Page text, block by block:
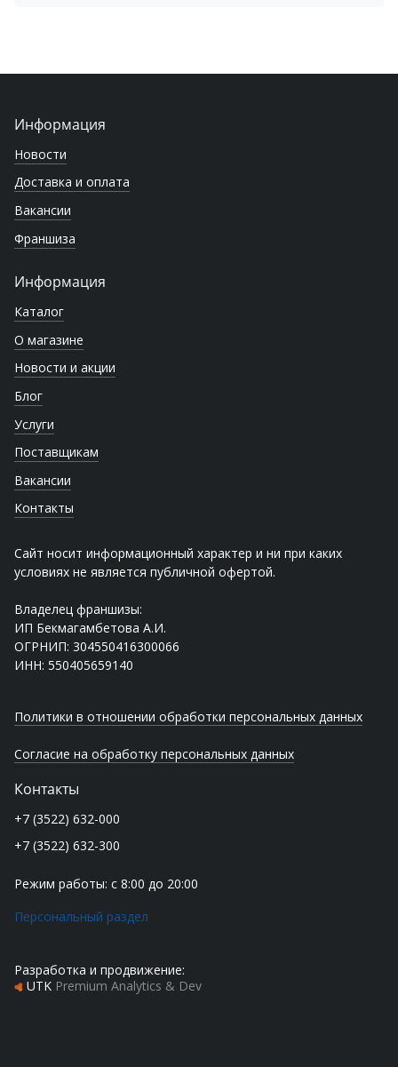
Информация
Новости
Доставка и оплата
Вакансии
Франшиза
Информация
Каталог
О магазине
Новости и акции
Блог
Услуги
Поставщикам
Вакансии
Контакты
Сайт носит информационный характер и ни при каких
условиях не является публичной офертой.
Владелец франшизы:
ИП Бекмагамбетова А.И.
ОГРНИП: 304550416300066
ИНН: 550405659140
Политики в отношении обработки персональных данных
Согласие на обработку персональных данных
Контакты
+7 (3522) 632-000
+7 (3522) 632-300
Режим работы: с 8:00 до 20:00
Персональный раздел
Разработка и продвижение:
UTK Premium Analytics & Dev